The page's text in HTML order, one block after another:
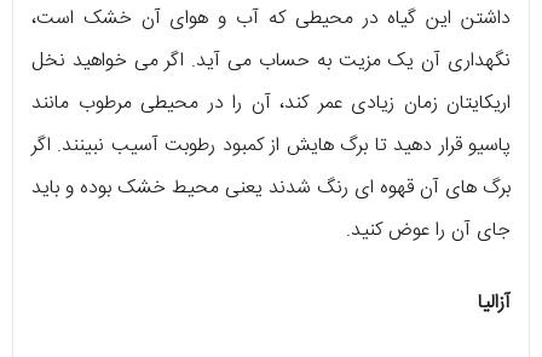
داشتن این گیاه در محیطی که آب و هوای آن خشک است،
نگهداری آن یک مزیت به حساب می آید. اگر می خواهید نخل
اریکایتان زمان زیادی عمر کند، آن را در محیطی مرطوب مانند
پاسیو قرار دهید تا برگ هایش از کمبود رطوبت آسیب نبینند. اگر
برگ های آن قهوه ای رنگ شدند یعنی محیط خشک بوده و باید
جای آن را عوض کنید.
آزالیا